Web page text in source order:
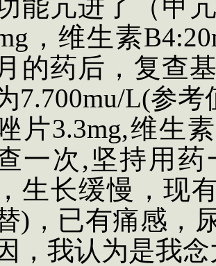
能亢进了（甲
，维生素
的药后，复查
7.700mu/L(参考
片3.3mg,维生素
一次 , 坚持用
生长缓慢，现
) ，已有痛感，
，我认为是我